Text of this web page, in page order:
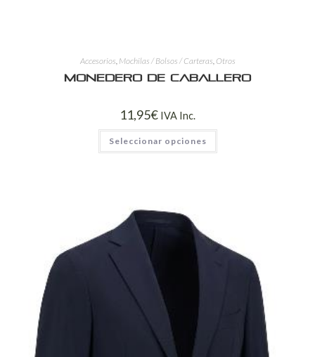
Accesorios Mochilas / Bolsos / Carteras Otros
Monedero de Caballero
11,95€ IVA Inc.
Seleccionar opciones